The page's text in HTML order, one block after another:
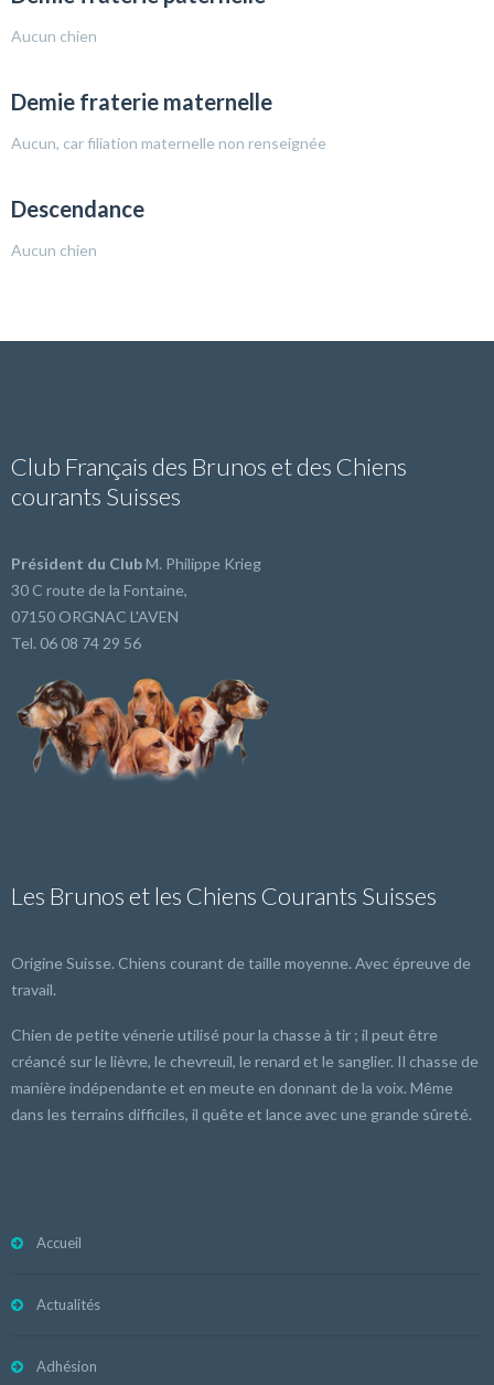
Aucun chien
Demie fraterie maternelle
Aucun, car filiation maternelle non renseignée
Descendance
Aucun chien
Club Français des Brunos et des Chiens
courants Suisses
Président du ClubM. Philippe Krieg
30 C route de la Fontaine,
07150 ORGNAC L'AVEN
Tel. 06 08 74 29 56
Les Brunos et les Chiens Courants Suisses
Origine Suisse. Chiens courant de taille moyenne. Avec épreuve de
travail.
Chien de petite vénerie utilisé pour la chasse à tir ; il peut être
créancé sur le lièvre, le chevreuil, le renard et le sanglier. Il chasse de
manière indépendante et en meute en donnant de la voix. Même
dans les terrains difficiles, il quête et lance avec une grande sûreté.
Accueil
Actualités
Adhésion